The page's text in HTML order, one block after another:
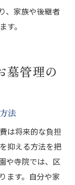
、家族や後継者
。
墓管理の
法
は将来的な負担
抑える方法を把
や寺院では、区
ます。自分や家